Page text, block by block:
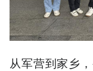
从军营到家乡